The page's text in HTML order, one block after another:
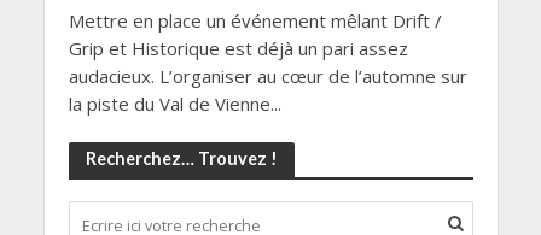
Mettre en place un événement mêlant Drift /
Grip et Historique est déjà un pari assez
audacieux. L’organiser au cœur de l’automne sur
la piste du Val de Vienne...
Recherchez… Trouvez !